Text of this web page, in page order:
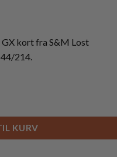
GX kort fra S&M Lost
44/214.
KURV